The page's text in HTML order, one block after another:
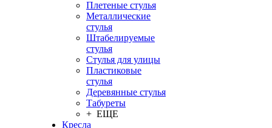
Плетеные стулья
Металлические
стулья
Штабелируемые
стулья
Стулья для улицы
Пластиковые
стулья
Деревянные стулья
Табуреты
+ ЕЩЕ
Кресла